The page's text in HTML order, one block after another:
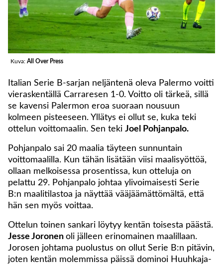
Kuva: All Over Press
Italian Serie B-sarjan neljäntenä oleva Palermo voitti
vieraskentällä Carraresen 1-0. Voitto oli tärkeä, sillä
se kavensi Palermon eroa suoraan nousuun
kolmeen pisteeseen. Yllätys ei ollut se, kuka teki
ottelun voittomaalin. Sen teki Joel Pohjanpalo.
Pohjanpalo sai 20 maalia täyteen sunnuntain
voittomaalilla. Kun tähän lisätään viisi maalisyöttöä,
ollaan melkoisessa prosentissa, kun otteluja on
pelattu 29. Pohjanpalo johtaa ylivoimaisesti Serie
B:n maalitilastoa ja näyttää vääjäämättömältä, että
hän sen myös voittaa.
Ottelun toinen sankari löytyy kentän toisesta päästä.
Jesse Joronen oli jälleen erinomainen maalillaan.
Jorosen johtama puolustus on ollut Serie B:n pitävin,
joten kentän molemmissa päissä dominoi Huuhkaja-